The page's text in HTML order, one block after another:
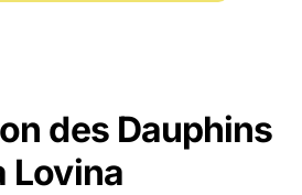
des Dauphins
Lovina